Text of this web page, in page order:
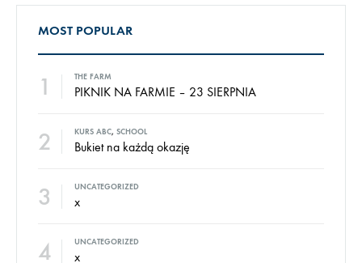
MOST POPULAR
1 THE FARM
PIKNIK NA FARMIE – 23 SIERPNIA
2 KURS ABC, SCHOOL
Bukiet na każdą okazję
3 UNCATEGORIZED
x
4 UNCATEGORIZED
x